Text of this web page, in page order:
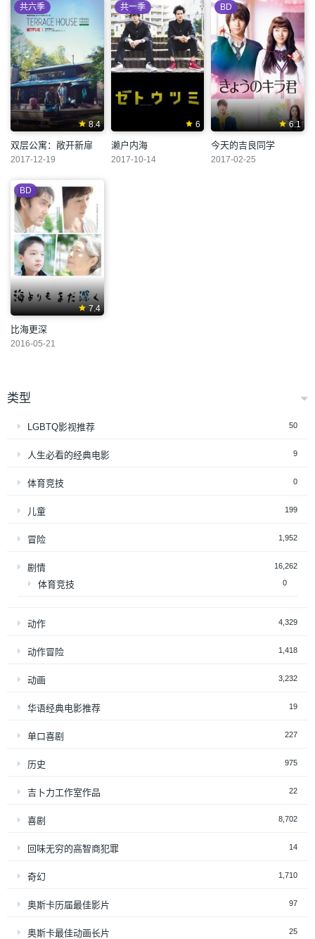
8.4
共六季
双层公寓：敞开新扉
2017-12-19
6
共一季
濑户内海
2017-10-14
6.1
BD
今天的吉良同学
2017-02-25
7.4
BD
比海更深
2016-05-21
类型
LGBTQ影视推荐 50
人生必看的经典电影 9
体育竞技 0
儿童 199
冒险 1,952
剧情 16,262
体育竞技 0
动作 4,329
动作冒险 1,418
动画 3,232
华语经典电影推荐 19
单口喜剧 227
历史 975
吉卜力工作室作品 22
喜剧 8,702
回味无穷的高智商犯罪 14
奇幻 1,710
奥斯卡历届最佳影片 97
奥斯卡最佳动画长片 25